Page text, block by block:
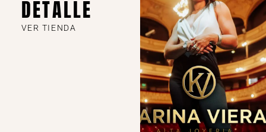
DETALLE
VER TIENDA